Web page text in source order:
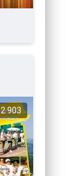
2 903